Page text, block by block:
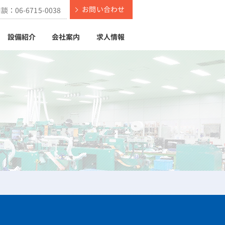
： 06-6715-0038 お問い合わせ
設備紹介 会社案内 求人情報